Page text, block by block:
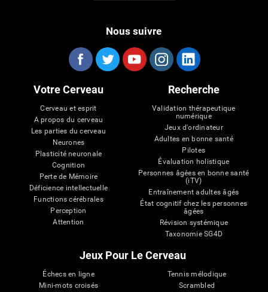
Nous suivre
Votre Cerveau
Cerveau et esprit
A propos du cerveau
Les parties du cerveau
Neurones
Plasticité neuronale
Cognition
Perte de Mémoire
Déficience intellectuelle
Functions cérébrales
Perception
Attention
Recherche
Validation thérapeutique
numérique
Jeux d'ordinateur
Adultes en bonne santé
Pilotes
Évaluation holistique
Personnes âgées en bonne santé
(iTV)
Entraînement adultes âgés
État cognitif chez les personnes
âgées
Révision systémique
Taxonomie SG4D
Jeux Pour Le Cerveau
Échecs en ligne
Mini-mots croisés
Tennis mélodique
Scrambled